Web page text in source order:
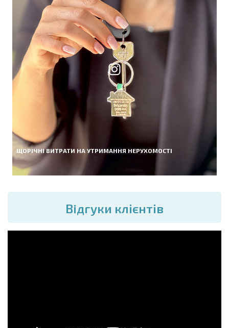
ЩОРІЧНІ ВИТРАТИ НА УТРИМАННЯ НЕРУХОМОСТІ
Вiдгуки клієнтів